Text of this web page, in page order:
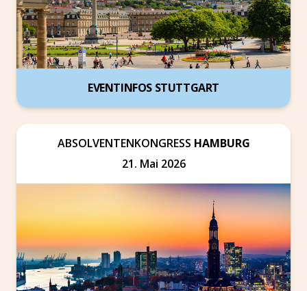
EVENTINFOS STUTTGART
ABSOLVENTENKONGRESS HAMBURG
21. Mai 2026